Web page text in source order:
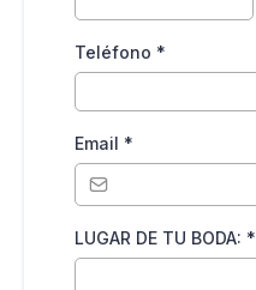
Teléfono *
Email *
LUGAR DE TU BODA: *